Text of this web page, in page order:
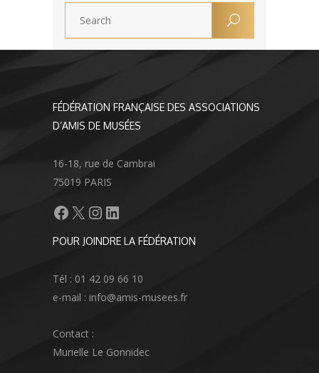
FÉDÉRATION FRANÇAISE DES ASSOCIATIONS
D’AMIS DE MUSÉES
16-18, rue de Cambrai
75019 PARIS
Facebook
X Instagram
LinkedIn
POUR JOINDRE LA FÉDÉRATION
Tél : 01 42 09 66 10
e-mail : info@amis-musees.fr
Contact :
Murielle Le Gonnidec